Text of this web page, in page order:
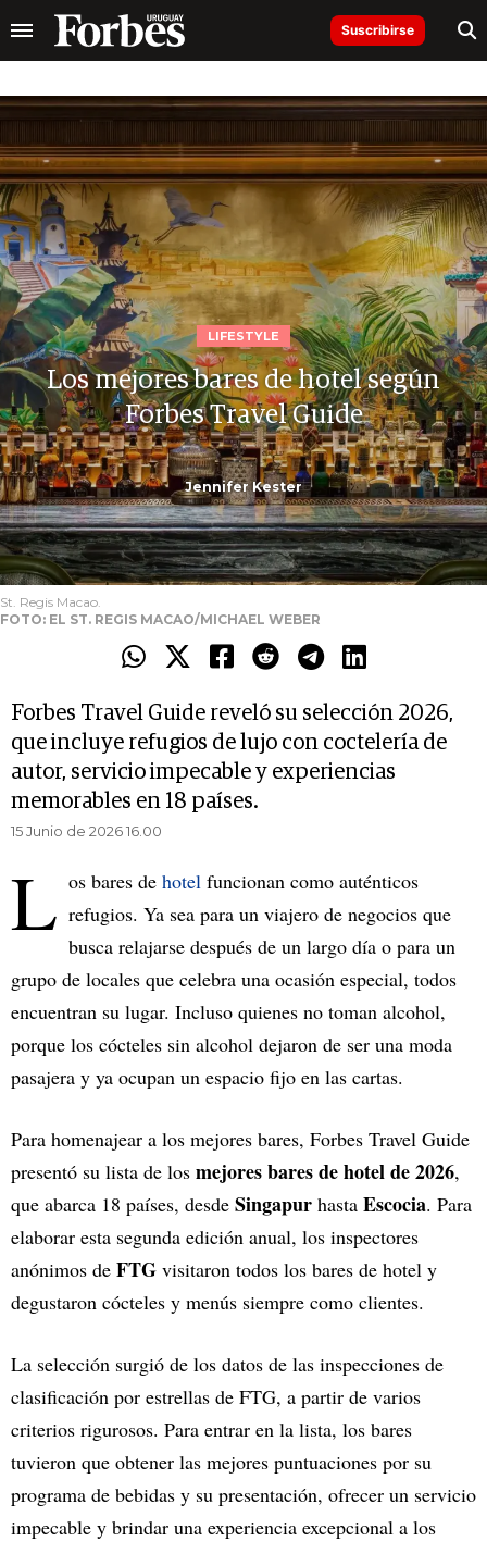
Suscribirse
LIFESTYLE
Los mejores bares de hotel según
Forbes Travel Guide
Jennifer Kester
St. Regis Macao.
FOTO: EL ST. REGIS MACAO/MICHAEL WEBER
Forbes Travel Guide reveló su selección 2026,
que incluye refugios de lujo con coctelería de
autor, servicio impecable y experiencias
memorables en 18 países.
15 Junio de 2026 16.00
L os bares de hotel funcionan como auténticos
refugios. Ya sea para un viajero de negocios que
busca relajarse después de un largo día o para un
grupo de locales que celebra una ocasión especial, todos
encuentran su lugar. Incluso quienes no toman alcohol,
porque los cócteles sin alcohol dejaron de ser una moda
pasajera y ya ocupan un espacio fijo en las cartas.
Para homenajear a los mejores bares, Forbes Travel Guide
presentó su lista de los mejores bares de hotel de 2026,
que abarca 18 países, desde Singapur hasta Escocia. Para
elaborar esta segunda edición anual, los inspectores
anónimos de FTG visitaron todos los bares de hotel y
degustaron cócteles y menús siempre como clientes.
La selección surgió de los datos de las inspecciones de
clasificación por estrellas de FTG, a partir de varios
criterios rigurosos. Para entrar en la lista, los bares
tuvieron que obtener las mejores puntuaciones por su
programa de bebidas y su presentación, ofrecer un servicio
impecable y brindar una experiencia excepcional a los